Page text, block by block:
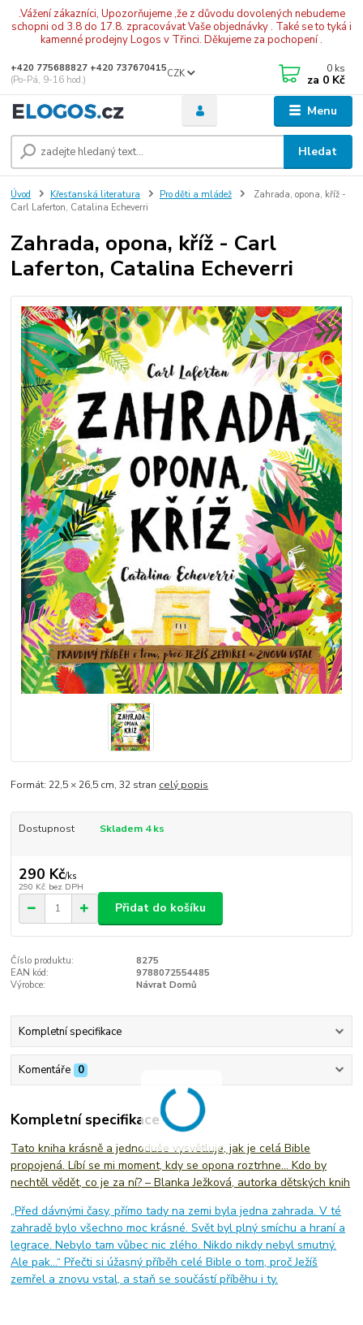
.Vážení zákazníci, Upozorňujeme ,že z důvodu dovolených nebudeme
schopni od 3.8 do 17.8. zpracovávat Vaše objednávky . Také se to tyká i
kamenné prodejny Logos v Třinci. Děkujeme za pochopení .
Menu
CZK
Hledat
+420 775688827 +420 737670415
(Po-Pá, 9-16 hod.)
0 ks
za 0 Kč
Úvod Křesťanská literatura Pro děti a mládež
Zahrada, opona, kříž -
Carl Laferton, Catalina Echeverri
Zahrada, opona, kříž - Carl
Laferton, Catalina Echeverri
Formát: 22,5 × 26,5 cm, 32 stran celý popis
Dostupnost Skladem 4 ks
290 Kč/ks
290 Kč bez DPH
Přidat do košíku
Číslo produktu:
8275
EAN kód:
9788072554485
Výrobce:
Návrat Domů
Kompletní specifikace
Komentáře 0
Kompletní specifikace
Tato kniha krásně a jednoduše vysvětluje, jak je celá Bible
propojená. Líbí se mi moment, kdy se opona roztrhne… Kdo by
nechtěl vědět, co je za ní? – Blanka Ježková, autorka dětských knih
„Před dávnými časy, přímo tady na zemi byla jedna zahrada. V té
zahradě bylo všechno moc krásné. Svět byl plný smíchu a hraní a
legrace. Nebylo tam vůbec nic zlého. Nikdo nikdy nebyl smutný.
Ale pak…“ Přečti si úžasný příběh celé Bible o tom, proč Ježíš
zemřel a znovu vstal, a staň se součástí příběhu i ty.